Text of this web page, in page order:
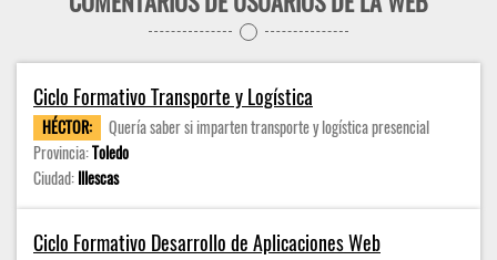
Ciclo Formativo Transporte y Logística
HÉCTOR:
Quería saber si imparten transporte y logística presencial
Provincia:Toledo
Ciudad:Illescas
Ciclo Formativo Desarrollo de Aplicaciones Web